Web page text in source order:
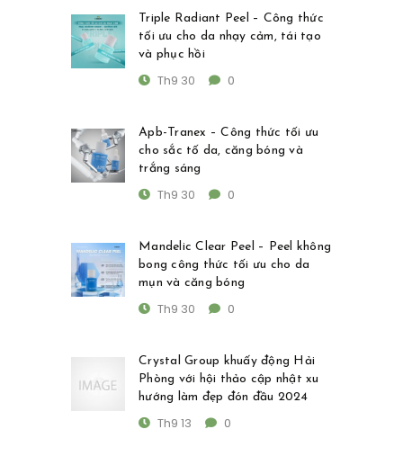
Triple Radiant Peel – Công thức
tối ưu cho da nhạy cảm, tái tạo
và phục hồi
Th9 30 0
Apb-Tranex – Công thức tối ưu
cho sắc tố da, căng bóng và
trắng sáng
Th9 30 0
Mandelic Clear Peel – Peel không
bong công thức tối ưu cho da
mụn và căng bóng
Th9 30 0
Crystal Group khuấy động Hải
Phòng với hội thảo cập nhật xu
hướng làm đẹp đón đầu 2024
Th9 13 0